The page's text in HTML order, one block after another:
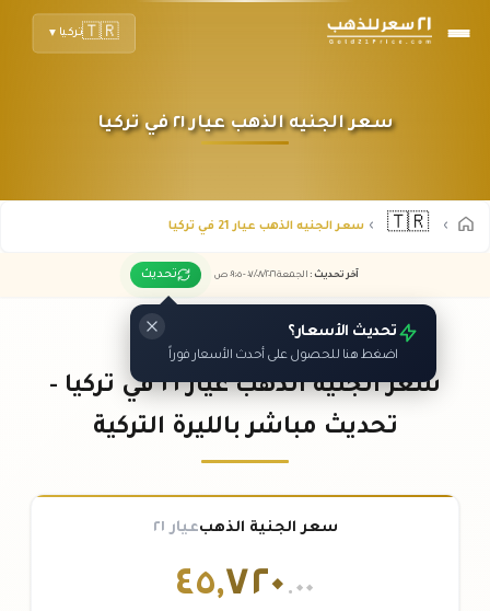
🇹🇷تركيا ▼
سعر الجنيه الذهب عيار ٢١ في تركيا
🇹🇷 سعر الجنيه الذهب عيار 21 في تركيا
آخر تحديث : الجمعة ٠٧ /٠٨/٢٠٢٦ - ٠٩:٠٥ ص تحديث
تحديث الأسعار؟
اضغط هنا للحصول على أحدث الأسعار فوراً
سعر الجنيه الذهب عيار ٢١ في تركيا -
تحديث مباشر بالليرة التركية
سعر الجنية الذهبعيار ٢١
٤٥,٧٢٠ .٠٠